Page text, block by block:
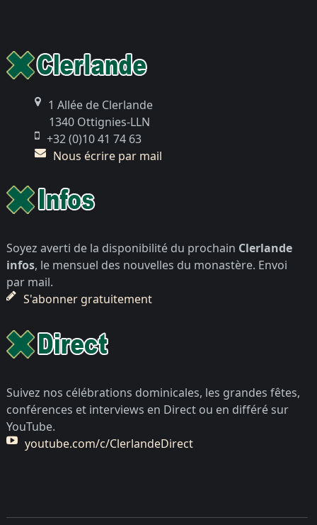
1 Allée de Clerlande
1340 Ottignies-LLN
+32 (0)10 41 74 63
Nous écrire par mail
Soyez averti de la disponibilité du prochain Clerlande
infos, le mensuel des nouvelles du monastère. Envoi
par mail.
S'abonner gratuitement
Suivez nos célébrations dominicales, les grandes fêtes,
conférences et interviews en Direct ou en différé sur
YouTube.
youtube.com/c/ClerlandeDirect